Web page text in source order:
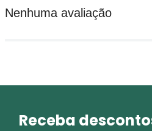
Nenhuma avaliação
Receba